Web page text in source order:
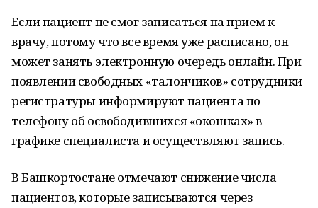
Если пациент не смог записаться на прием к
врачу, потому что все время уже расписано, он
может занять электронную очередь онлайн. При
появлении свободных «талончиков» сотрудники
регистратуры информируют пациента по
телефону об освободившихся «окошках» в
графике специалиста и осуществляют запись.
В Башкортостане отмечают снижение числа
пациентов, которые записываются через